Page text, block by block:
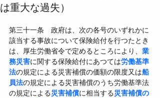
は重大な過失）
第三十一条　政府は、次の各号のいずれかに
該当する事故について保険給付を行つたとき
は、厚生労働省令で定めるところにより、 業
務災害に関する保険給付にあつては労働基準
法の規定による災害補償の価額の限度又は船
員法の規定による災害補償のうち労働基準法
の規定による災害補償に相当する災害補償の